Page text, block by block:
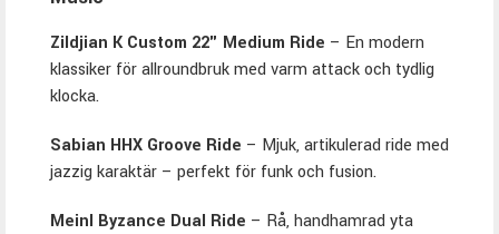
Zildjian K Custom 22" Medium Ride – En modern
klassiker för allroundbruk med varm attack och tydlig
klocka.
Sabian HHX Groove Ride – Mjuk, artikulerad ride med
jazzig karaktär – perfekt för funk och fusion.
Meinl Byzance Dual Ride – Rå, handhamrad yta